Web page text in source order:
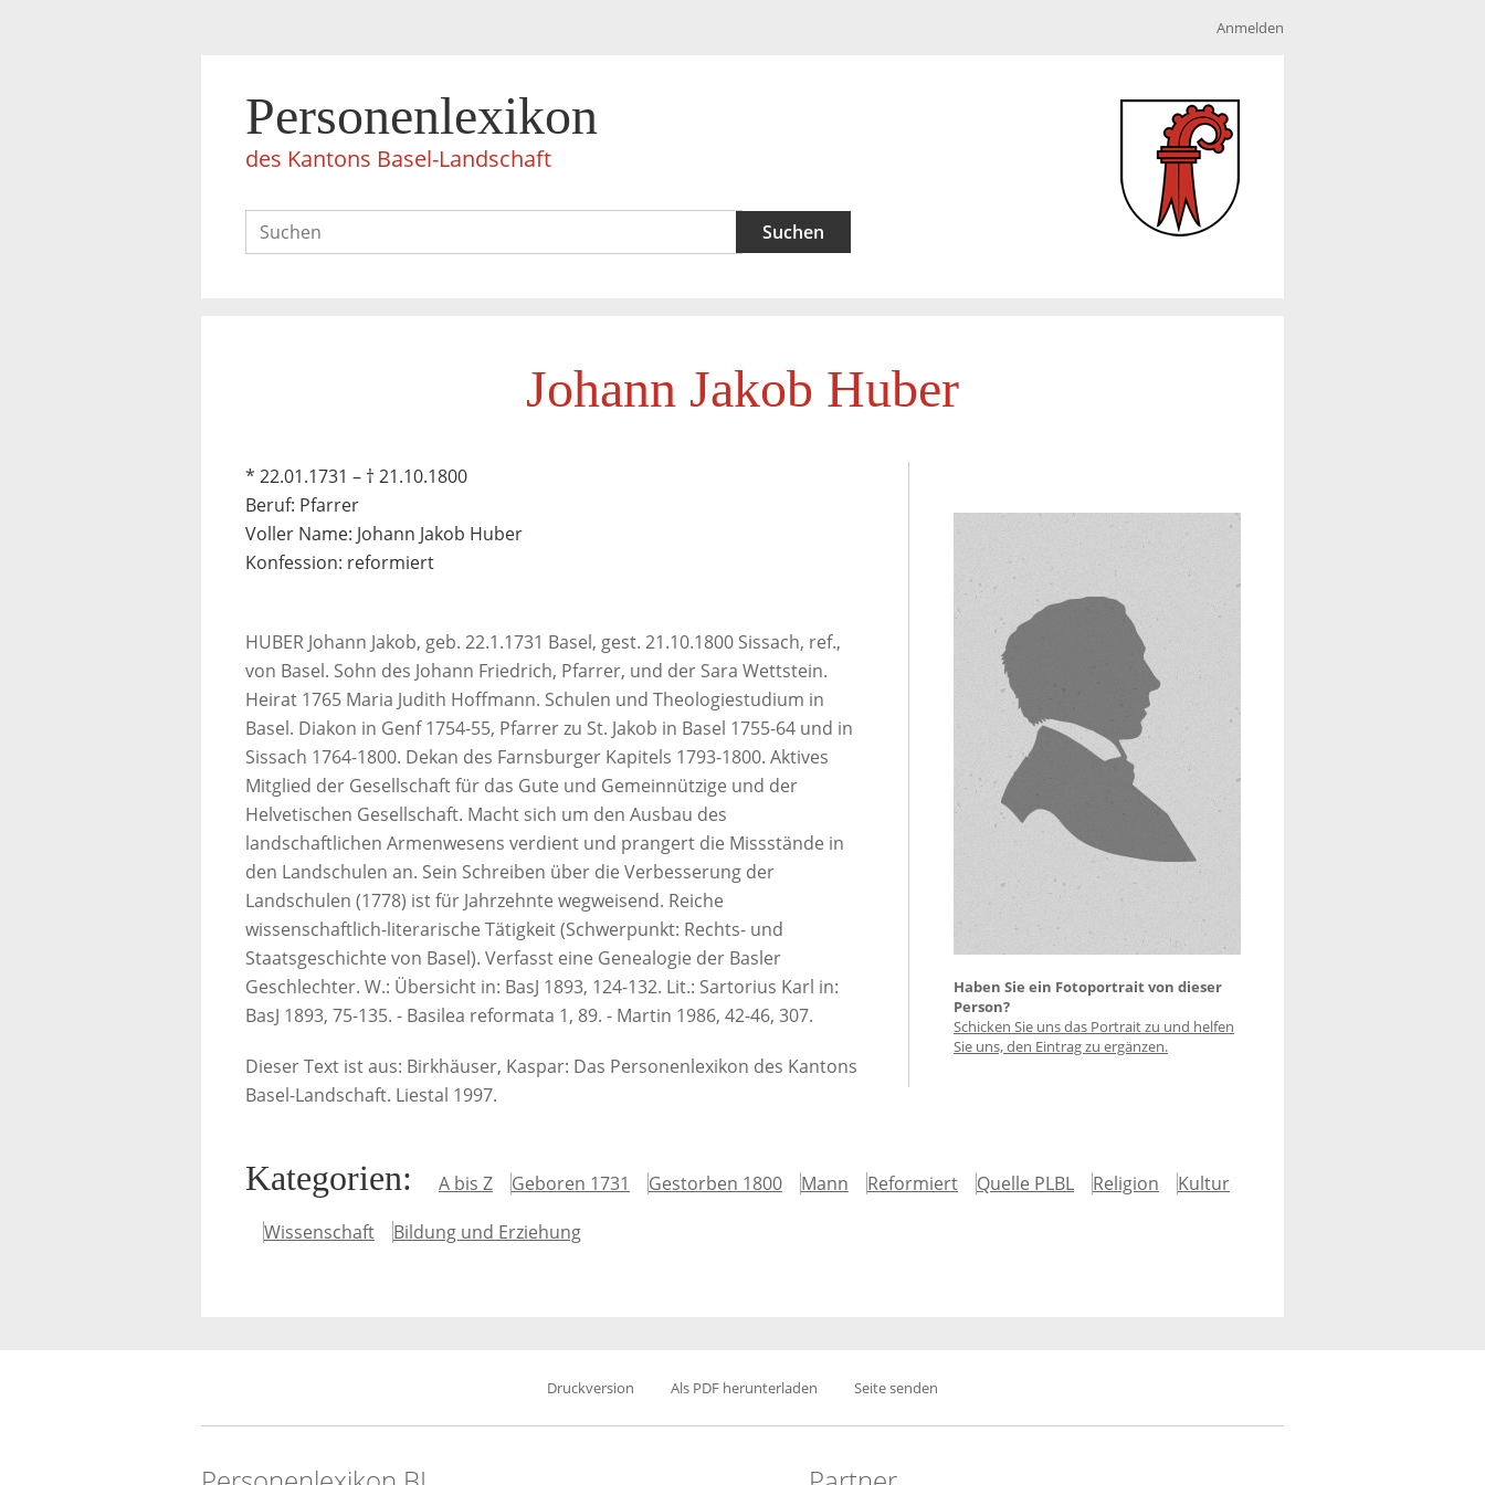
Anmelden
Personenlexikon
des Kantons Basel-Landschaft
Johann Jakob Huber
* 22.01.1731 – † 21.10.1800
Beruf: Pfarrer
Voller Name: Johann Jakob Huber
Konfession: reformiert
Haben Sie ein Fotoportrait von dieser
Person?
Schicken Sie uns das Portrait zu und helfen
Sie uns, den Eintrag zu ergänzen.
HUBER Johann Jakob, geb. 22.1.1731 Basel, gest. 21.10.1800 Sissach, ref.,
von Basel. Sohn des Johann Friedrich, Pfarrer, und der Sara Wettstein.
Heirat 1765 Maria Judith Hoffmann. Schulen und Theologiestudium in
Basel. Diakon in Genf 1754-55, Pfarrer zu St. Jakob in Basel 1755-64 und in
Sissach 1764-1800. Dekan des Farnsburger Kapitels 1793-1800. Aktives
Mitglied der Gesellschaft für das Gute und Gemeinnützige und der
Helvetischen Gesellschaft. Macht sich um den Ausbau des
landschaftlichen Armenwesens verdient und prangert die Missstände in
den Landschulen an. Sein Schreiben über die Verbesserung der
Landschulen (1778) ist für Jahrzehnte wegweisend. Reiche
wissenschaftlich-literarische Tätigkeit (Schwerpunkt: Rechts- und
Staatsgeschichte von Basel). Verfasst eine Genealogie der Basler
Geschlechter. W.: Übersicht in: BasJ 1893, 124-132. Lit.: Sartorius Karl in:
BasJ 1893, 75-135. - Basilea reformata 1, 89. - Martin 1986, 42-46, 307.
Dieser Text ist aus: Birkhäuser, Kaspar: Das Personenlexikon des Kantons
Basel-Landschaft. Liestal 1997.
Kategorien: A bis Z Geboren 1731 Gestorben 1800 Mann Reformiert Quelle PLBL Religion
Kultur
Wissenschaft
Bildung und Erziehung
Druckversion Als PDF herunterladen Seite senden